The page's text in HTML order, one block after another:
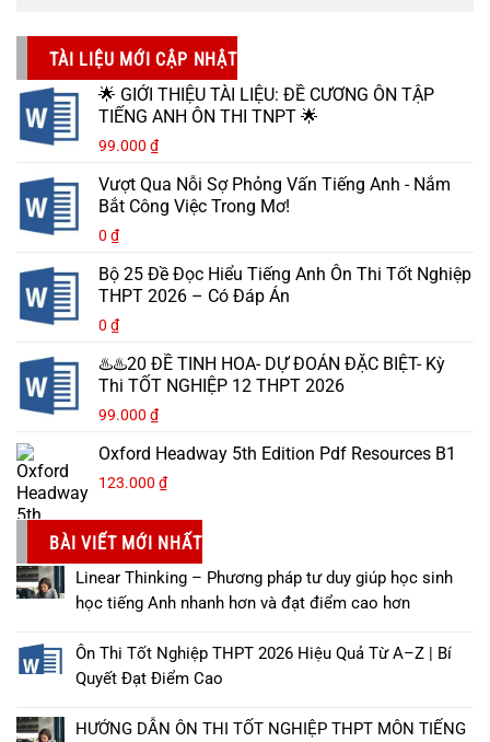
TÀI LIỆU MỚI CẬP NHẬT
🌟 GIỚI THIỆU TÀI LIỆU: ĐỀ CƯƠNG ÔN TẬP
TIẾNG ANH ÔN THI TNPT 🌟
99.000 ₫
Vượt Qua Nỗi Sợ Phỏng Vấn Tiếng Anh - Nắm
Bắt Công Việc Trong Mơ!
0 ₫
Bộ 25 Đề Đọc Hiểu Tiếng Anh Ôn Thi Tốt Nghiệp
THPT 2026 – Có Đáp Án
0 ₫
♨️♨️20 ĐỀ TINH HOA- DỰ ĐOÁN ĐẶC BIỆT- Kỳ
Thi TỐT NGHIỆP 12 THPT 2026
99.000 ₫
Oxford Headway 5th Edition Pdf Resources B1
123.000 ₫
BÀI VIẾT MỚI NHẤT
Linear Thinking – Phương pháp tư duy giúp học sinh
học tiếng Anh nhanh hơn và đạt điểm cao hơn
Ôn Thi Tốt Nghiệp THPT 2026 Hiệu Quả Từ A–Z | Bí
Quyết Đạt Điểm Cao
HƯỚNG DẪN ÔN THI TỐT NGHIỆP THPT MÔN TIẾNG